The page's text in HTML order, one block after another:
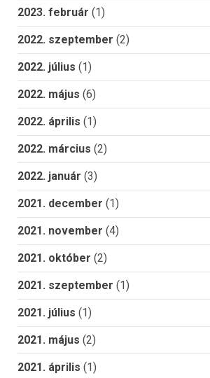
2023. február (1)
2022. szeptember (2)
2022. július (1)
2022. május (6)
2022. április (1)
2022. március (2)
2022. január (3)
2021. december (1)
2021. november (4)
2021. október (2)
2021. szeptember (1)
2021. július (1)
2021. május (2)
2021. április (1)